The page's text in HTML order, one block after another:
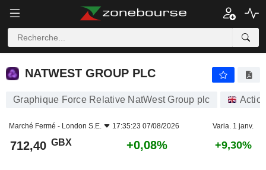
NATWEST GROUP PLC
NATWEST GROUP PLC
Graphique Force Relative NatWest Group plc
Marché Fermé - London S.E. 17:35:23 07/08/2026 Varia. 1 janv.
712,40 GBX +0,08% +9,30%